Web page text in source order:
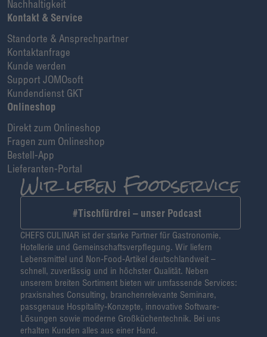
Nachhaltigkeit
Kontakt & Service
Standorte & Ansprechpartner
Kontaktanfrage
Kunde werden
Support JOMOsoft
Kundendienst GKT
Onlineshop
Direkt zum Onlineshop
Fragen zum Onlineshop
Bestell-App
Lieferanten-Portal
#Tischfürdrei – unser Podcast
CHEFS CULINAR ist der starke Partner für Gastronomie,
Hotellerie und Gemeinschaftsverpflegung. Wir liefern
Lebensmittel und Non-Food-Artikel deutschlandweit –
schnell, zuverlässig und in höchster Qualität. Neben
unserem breiten Sortiment bieten wir umfassende Services:
praxisnahes Consulting, branchenrelevante Seminare,
passgenaue Hospitality-Konzepte, innovative Software-
Lösungen sowie moderne Großküchentechnik. Bei uns
erhalten Kunden alles aus einer Hand.